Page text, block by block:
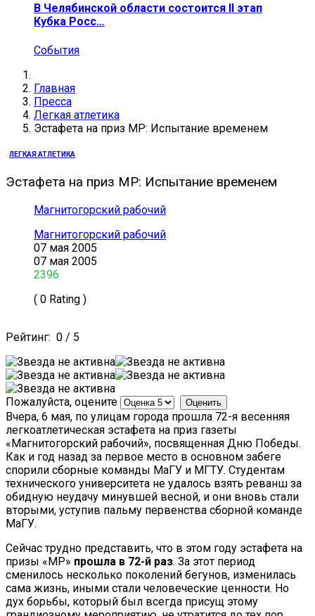
В Челябинской области состоится II этап
Кубка Росс…
События
Главная
Пресса
Легкая атлетика
Эстафета на приз МР: Испытание временем
ЛЕГКАЯ АТЛЕТИКА
Эстафета на приз МР: Испытание временем
Магнитогорский рабочий
Магнитогорский рабочий
07 мая 2005
07 мая 2005
2396
( 0 Rating )
Рейтинг: 0 / 5
Пожалуйста, оцените
Вчера, 6 мая, по улицам города прошла 72-я весенняя
легкоатлетическая эстафета на приз газеты
«Магнитогорский рабочий», посвященная Дню Победы.
Как и год назад за первое место в основном забеге
спорили сборные команды МаГУ и МГТУ. Студентам
технического университета не удалось взять реванш за
обидную неудачу минувшей весной, и они вновь стали
вторыми, уступив пальму первенства сборной команде
МаГУ.
Сейчас трудно представить, что в этом году эстафета на
призы «МР» прошла в 72-й раз. За этот период
сменилось несколько поколений бегунов, изменилась
сама жизнь, иными стали человеческие ценности. Но
дух борьбы, который был всегда присущ этому